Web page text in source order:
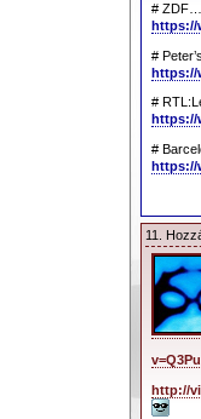
# ZDF…
https://
#
https://
#
https://
#
https://
11.
http://